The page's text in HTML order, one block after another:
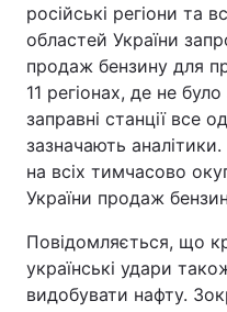
російські регіони та
областей України
продаж бензину для
11 регіонах, де не
заправні станції все
зазначають
на всіх тимчасово
України продаж
Повідомляється, що
українські удари
видобувати нафту.